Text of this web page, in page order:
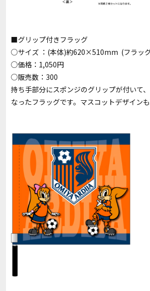
■グリップ付きフラッグ
○サイズ ：(本体)約620×510mm (フラッ
○価格：1,050円
○販売数：300
持ち手部分にスポンジのグリップが付いて
なったフラッグです。マスコットデザインも